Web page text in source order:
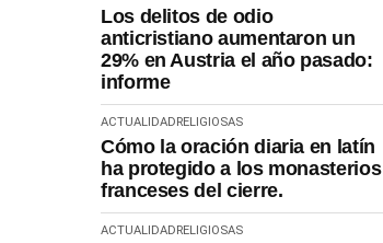
Los delitos de odio
anticristiano aumentaron un
29% en Austria el año pasado:
informe
ACTUALIDADRELIGIOSAS
Cómo la oración diaria en latín
ha protegido a los monasterios
franceses del cierre.
ACTUALIDADRELIGIOSAS